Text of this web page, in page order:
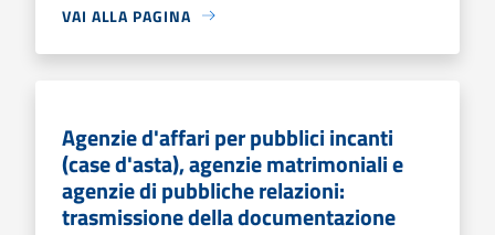
VAI ALLA PAGINA
Agenzie d'affari per pubblici incanti
(case d'asta), agenzie matrimoniali e
agenzie di pubbliche relazioni:
trasmissione della documentazione